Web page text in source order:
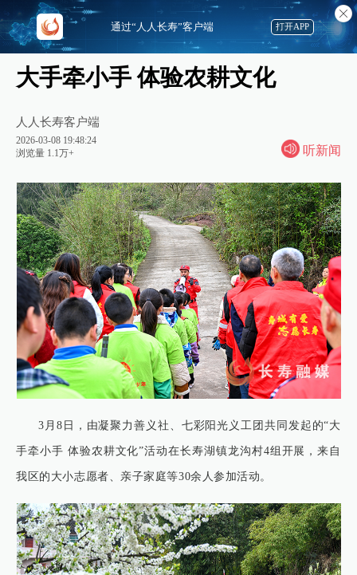
大手牵小手 体验农耕文化
人人长寿客户端
2026-03-08 19:48:24
浏览量 1.1万+
听新闻
3月8日，由凝聚力善义社、七彩阳光义工团共同发起的“大
手牵小手 体验农耕文化”活动在长寿湖镇龙沟村4组开展，来自
我区的大小志愿者、亲子家庭等30余人参加活动。
通过“人人长寿”客户端 打开APP